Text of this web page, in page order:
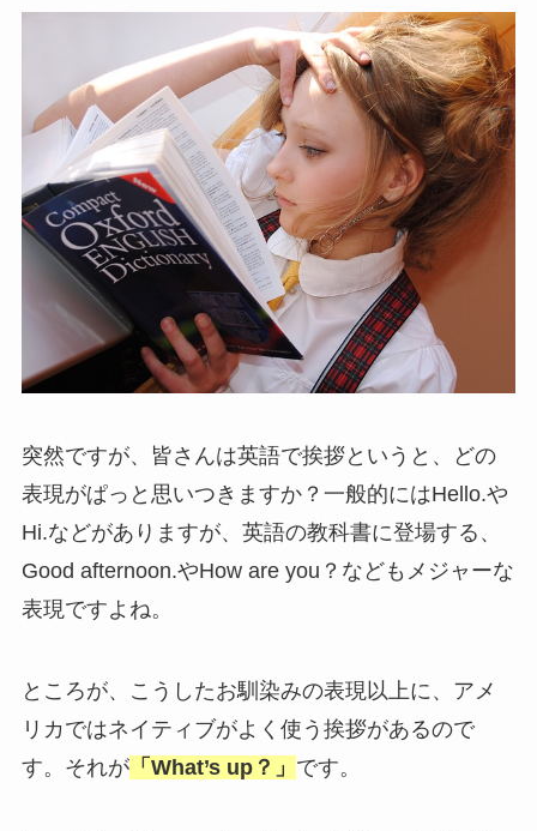
突然ですが、皆さんは英語で挨拶というと、どの
表現がぱっと思いつきますか？一般的にはHello.や
Hi.などがありますが、英語の教科書に登場する、
Good afternoon.やHow are you？などもメジャーな
表現ですよね。
ところが、こうしたお馴染みの表現以上に、アメ
リカではネイティブがよく使う挨拶があるので
す。それが「What’s up？」 です。